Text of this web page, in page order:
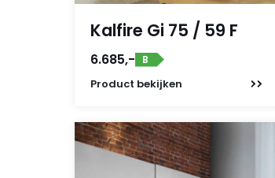
Kalfire Gi 75 / 59 F
6.685,- B
Product bekijken